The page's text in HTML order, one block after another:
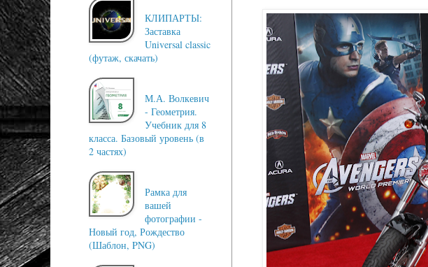
КЛИПАРТЫ:
Заставка
Universal classic
(футаж, скачать)
М.А. Волкевич
- Геометрия.
Учебник для 8
класса. Базовый уровень (в
2 частях)
Рамка для
вашей
фотографии -
Новый год, Рождество
(Шаблон, PNG)